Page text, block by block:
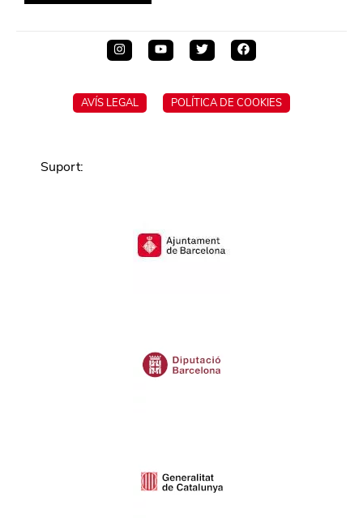
AVÍS LEGAL POLÍTICA DE COOKIES
Suport: